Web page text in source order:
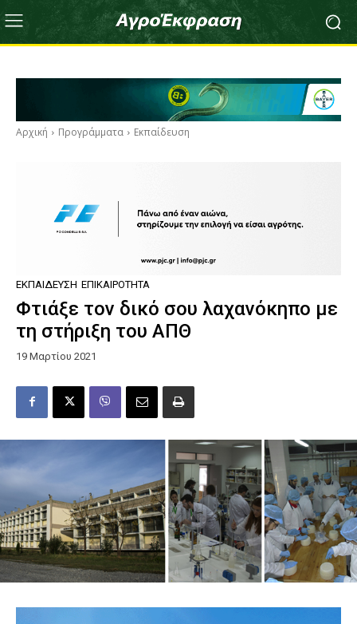
Αρχική Προγράμματα Εκπαίδευση
ΕΚΠΑΊΔΕΥΣΗ ΕΠΙΚΑΙΡΌΤΗΤΑ
Φτιάξε τον δικό σου λαχανόκηπο με
τη στήριξη του ΑΠΘ
19 Μαρτίου 2021